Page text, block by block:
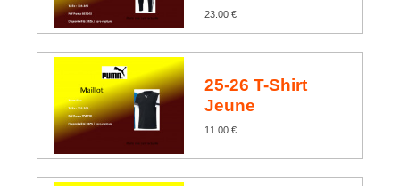
23.00 €
25-26 T-Shirt
Jeune
11.00 €